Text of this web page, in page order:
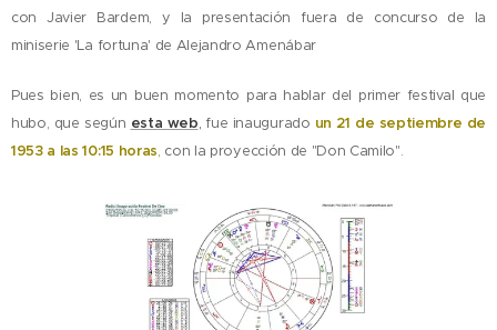
con Javier Bardem, y la presentación fuera de concurso de la
miniserie 'La fortuna' de Alejandro Amenábar
Pues bien, es un buen momento para hablar del primer festival que
hubo, que según esta web, fue inaugurado un 21 de septiembre de
1953 a las 10:15 horas, con la proyección de "Don Camilo".